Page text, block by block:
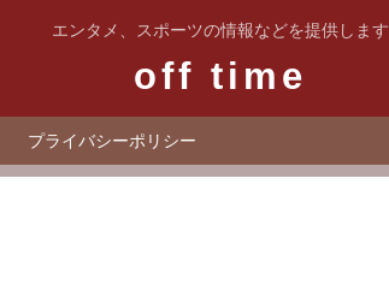
エンタメ、スポーツの情報などを提供します
off time
プライバシーポリシー